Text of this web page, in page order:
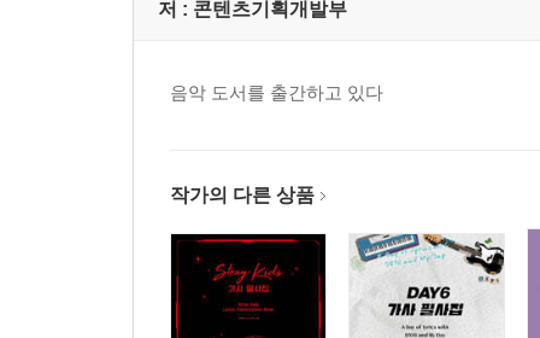
저 : 콘텐츠기획개발부
음악 도서를 출간하고 있다
작가의 다른 상품